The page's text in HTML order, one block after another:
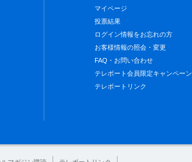
マイページ
投票結果
ログイン情報をお忘れの方
お客様情報の照会・変更
FAQ・お問い合わせ
テレボート会員限定キャンペーン
テレボートリンク